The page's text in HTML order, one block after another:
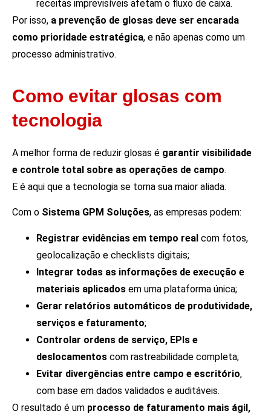
receitas imprevisíveis afetam o fluxo de caixa.
Por isso, a prevenção de glosas deve ser encarada
como prioridade estratégica, e não apenas como um
processo administrativo.
Como evitar glosas com
tecnologia
A melhor forma de reduzir glosas é garantir visibilidade
e controle total sobre as operações de campo.
E é aqui que a tecnologia se torna sua maior aliada.
Com o Sistema GPM Soluções, as empresas podem:
Registrar evidências em tempo real com fotos,
geolocalização e checklists digitais;
Integrar todas as informações de execução e
materiais aplicados em uma plataforma única;
Gerar relatórios automáticos de produtividade,
serviços e faturamento;
Controlar ordens de serviço, EPIs e
deslocamentos com rastreabilidade completa;
Evitar divergências entre campo e escritório,
com base em dados validados e auditáveis.
O resultado é um processo de faturamento mais ágil,